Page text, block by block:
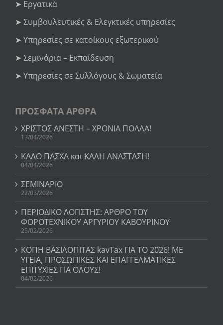
➤ Εργατικά
➤ Συμβουλευτικές & Ελεγκτικές υπηρεσίες
➤ Υπηρεσίες σε κατοίκους εξωτερικού
➤ Σεμινάρια – Εκπαίδευση
➤ Υπηρεσίες σε Συλλόγους & Σωματεία
ΠΡΟΣΦΑΤΑ ΑΡΘΡΑ
ΧΡΙΣΤΟΣ ΑΝΕΣΤΗ – ΧΡΟΝΙΑ ΠΟΛΛΑ!
13/04/2026
ΚΑΛΟ ΠΑΣΧΑ και ΚΑΛΗ ΑΝΑΣΤΑΣΗ!
04/04/2026
ΣΕΜΙΝΑΡΙΟ
22/03/2026
ΠΕΡΙΟΔΙΚΟ ΛΟΓΙΣΤΗΣ: ΑΡΘΡΟ ΤΟΥ
ΦΟΡΟΤΕΧΝΙΚΟΥ ΑΡΓΥΡΙΟΥ ΚΑΒΟΥΡΙΝΟΥ
25/02/2026
ΚΟΠΗ ΒΑΣΙΛΟΠΙΤΑΣ kavTax ΓΙΑ ΤΟ 2026! ΜΕ
ΥΓΕΙΑ, ΠΡΟΣΩΠΙΚΕΣ ΚΑΙ ΕΠΑΓΓΕΛΜΑΤΙΚΕΣ
ΕΠΙΤΥΧΙΕΣ ΓΙΑ ΟΛΟΥΣ!
04/02/2026